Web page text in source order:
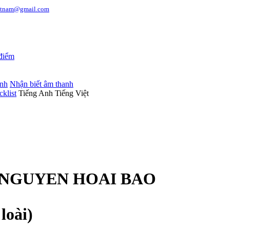
Nhận biết âm thanh
Tiếng Anh Tiếng Việt
HOAI BAO